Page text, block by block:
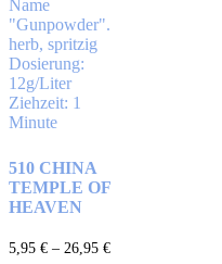
510 CHINA
TEMPLE OF
HEAVEN
5,95 € – 26,95 €